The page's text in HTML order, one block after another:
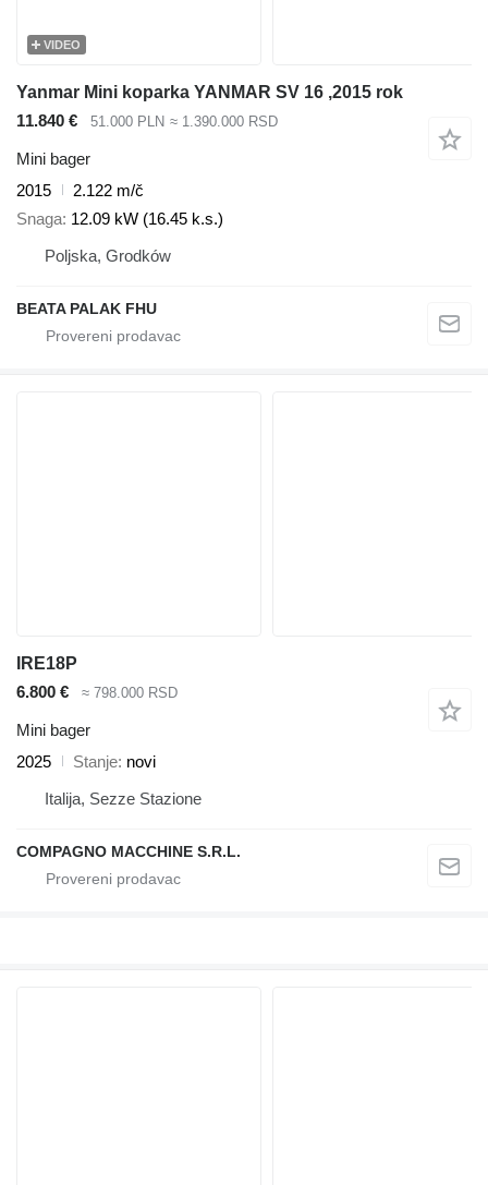
VIDEO
Yanmar Mini koparka YANMAR SV 16 ,2015 rok
11.840 €
51.000 PLN ≈ 1.390.000 RSD
Mini bager
2015
2.122 m/č
Snaga 12.09 kW (16.45 k.s.)
Poljska, Grodków
BEATA PALAK FHU
IRE18P
6.800 €
≈ 798.000 RSD
Mini bager
2025
Stanje novi
Italija, Sezze Stazione
COMPAGNO MACCHINE S.R.L.